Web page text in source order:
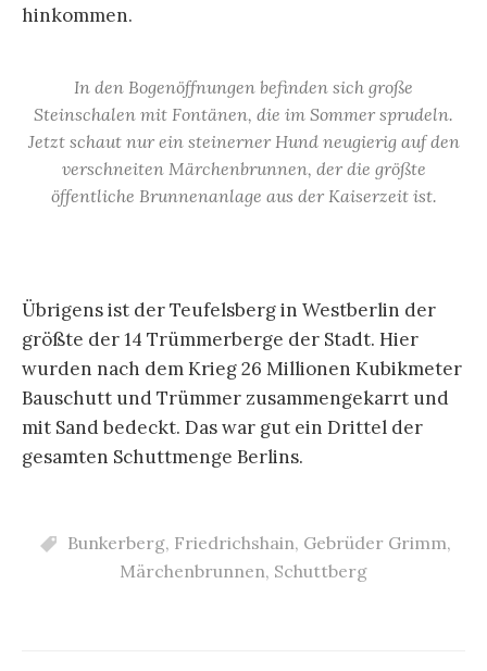
hinkommen.
In den Bogenöffnungen befinden sich große
Steinschalen mit Fontänen, die im Sommer sprudeln.
Jetzt schaut nur ein steinerner Hund neugierig auf den
verschneiten Märchenbrunnen, der die größte
öffentliche Brunnenanlage aus der Kaiserzeit ist.
Übrigens ist der Teufelsberg in Westberlin der
größte der 14 Trümmerberge der Stadt. Hier
wurden nach dem Krieg 26 Millionen Kubikmeter
Bauschutt und Trümmer zusammengekarrt und
mit Sand bedeckt. Das war gut ein Drittel der
gesamten Schuttmenge Berlins.
Bunkerberg, Friedrichshain, Gebrüder Grimm,
Märchenbrunnen, Schuttberg